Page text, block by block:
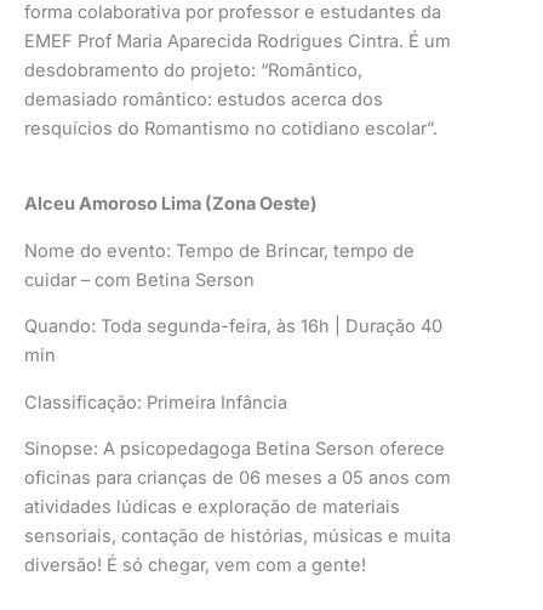
forma colaborativa por professor e estudantes da
EMEF Prof Maria Aparecida Rodrigues Cintra. É um
desdobramento do projeto: “Romântico,
demasiado romântico: estudos acerca dos
resquícios do Romantismo no cotidiano escolar”.
Alceu Amoroso Lima (Zona Oeste)
Nome do evento: Tempo de Brincar, tempo de
cuidar – com Betina Serson
Quando: Toda segunda-feira, às 16h | Duração 40
min
Classificação: Primeira Infância
Sinopse: A psicopedagoga Betina Serson oferece
oficinas para crianças de 06 meses a 05 anos com
atividades lúdicas e exploração de materiais
sensoriais, contação de histórias, músicas e muita
diversão! É só chegar, vem com a gente!